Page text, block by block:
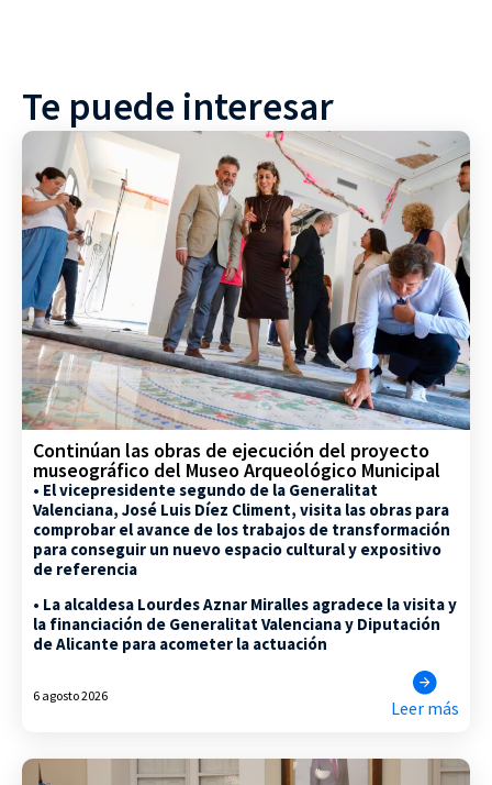
Te puede interesar
Continúan las obras de ejecución del proyecto
museográfico del Museo Arqueológico Municipal
• El vicepresidente segundo de la Generalitat
Valenciana, José Luis Díez Climent, visita las obras para
comprobar el avance de los trabajos de transformación
para conseguir un nuevo espacio cultural y expositivo
de referencia
• La alcaldesa Lourdes Aznar Miralles agradece la visita y
la financiación de Generalitat Valenciana y Diputación
de Alicante para acometer la actuación
6 agosto 2026
Leer más